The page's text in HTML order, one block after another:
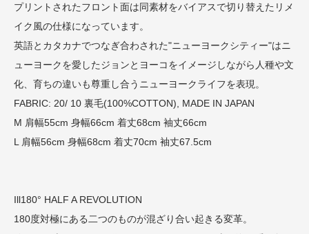
プリントされたフロント面は同素材をバイアスで切り替えたリメ
イク風の仕様になっています。
英語とカタカナでつなぎ合わされた"ニューヨークシティー"はニ
ューヨークを愛したジョンとヨーコをイメージしながら人種や文
化、育ちの違いも尊重し合うニューヨークライフを表現。
FABRIC: 20/ 10 裏毛(100%COTTON), MADE IN JAPAN
M 肩幅55cm 身幅66cm 着丈68cm 袖丈66cm
L 肩幅56cm 身幅68cm 着丈70cm 袖丈67.5cm
Ill180° HALF A REVOLUTION
180度対極にある二つのものが混ざり合い起きる変革。